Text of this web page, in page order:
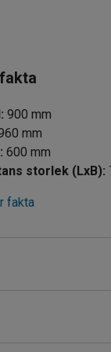
: 900 mm
mm
: 600 mm
storlek (LxB):
fakta
Den maximala